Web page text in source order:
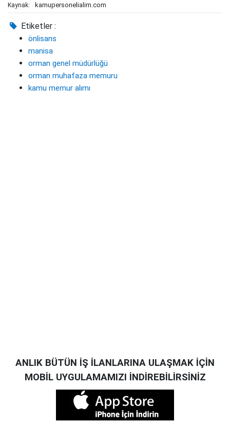
Kaynak: kamupersonelialim.com
Etiketler :
önlisans
manisa
orman genel müdürlüğü
orman muhafaza memuru
kamu memur alımı
ANLIK BÜTÜN İŞ İLANLARINA ULAŞMAK İÇİN
MOBİL UYGULAMAMIZI İNDİREBİLİRSİNİZ